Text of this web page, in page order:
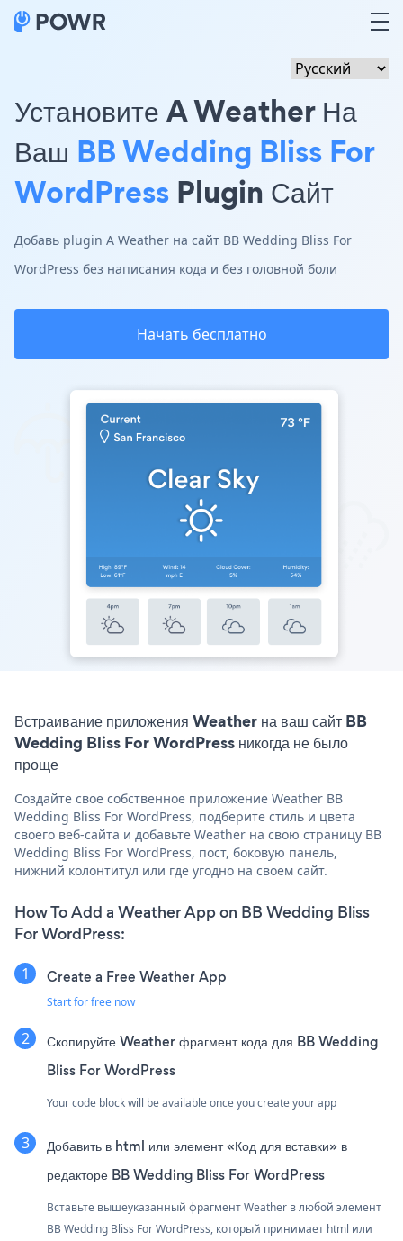
Установите A Weather На
Ваш BB Wedding Bliss For
WordPress Plugin Сайт
Добавь plugin A Weather на сайт BB Wedding Bliss For
WordPress без написания кода и без головной боли
Начать бесплатно
Встраивание приложения Weather на ваш сайт BB
Wedding Bliss For WordPress никогда не было
проще
Создайте свое собственное приложение Weather BB
Wedding Bliss For WordPress, подберите стиль и цвета
своего веб-сайта и добавьте Weather на свою страницу BB
Wedding Bliss For WordPress, пост, боковую панель,
нижний колонтитул или где угодно на своем сайт.
How To Add a Weather App on BB Wedding Bliss
For WordPress:
Create a Free Weather App
Start for free now
Скопируйте Weather фрагмент кода для BB Wedding
Bliss For WordPress
Your code block will be available once you create your app
Добавить в html или элемент «Код для вставки» в
редакторе BB Wedding Bliss For WordPress
Вставьте вышеуказанный фрагмент Weather в любой элемент
BB Wedding Bliss For WordPress, который принимает html или